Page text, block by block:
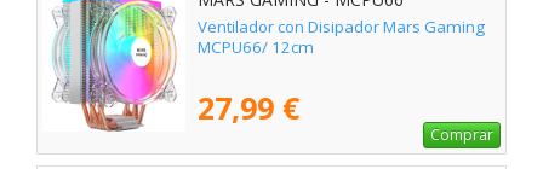
Ventilador con Disipador Mars Gaming
MCPU66/ 12cm
27,99 €
Comprar